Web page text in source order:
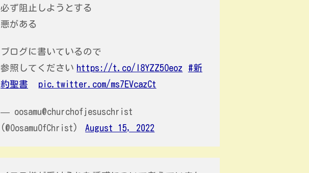
必ず阻止しようとする
悪がある
ブログに書いているので
参照してください https://t.co/l8YZZ5Oeoz
#新
約聖書
pic.twitter.com/ms7EVcazCt
— oosamu@churchofjesuschrist
(@OosamuOfChrist)
August 15, 2022